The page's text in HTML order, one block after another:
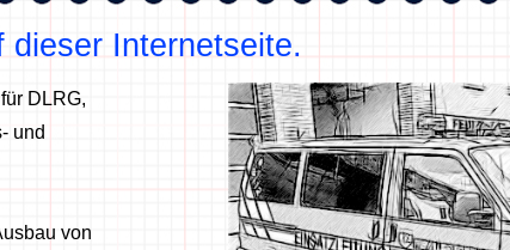
dieser Internetseite.
DLRG,
und
von